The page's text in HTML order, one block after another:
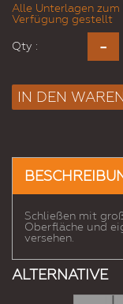
Alle Unterlagen
Verfügung gestellt
Qty :
IN DEN
Schließen mit
Oberfläche und
versehen.
ALTERNATIVE